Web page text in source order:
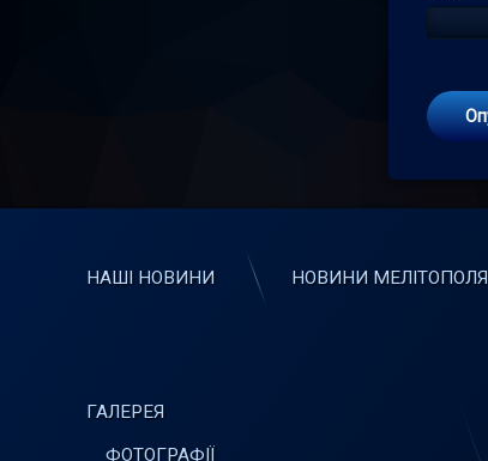
НАШІ НОВИНИ НОВИНИ МЕЛІТОПОЛЯ
ГАЛЕРЕЯ
ФОТОГРАФІЇ